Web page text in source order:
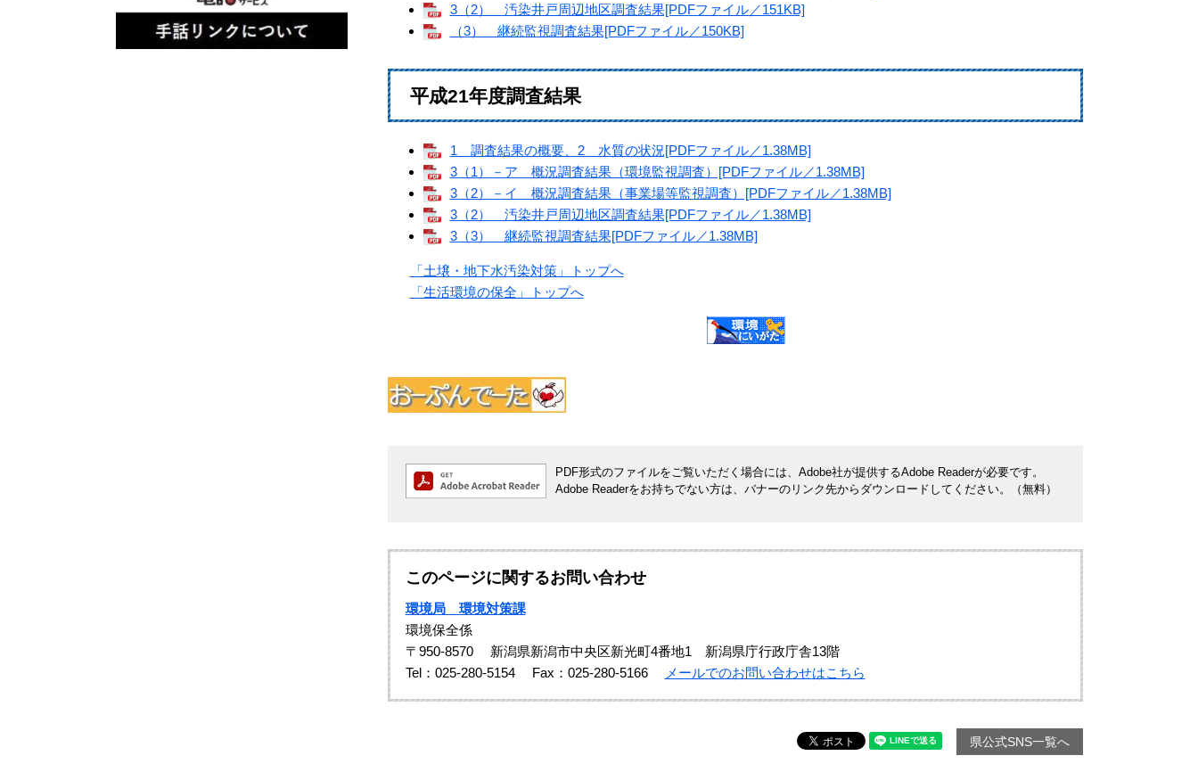
3（2） 汚染井戸周辺地区調査結果[PDFファイル／151KB]
（3） 継続監視調査結果[PDFファイル／150KB]
平成21年度調査結果
1 調査結果の概要、2 水質の状況[PDFファイル／1.38MB]
3（1）－ア 概況調査結果（環境監視調査）[PDFファイル／1.38MB]
3（2）－イ 概況調査結果（事業場等監視調査）[PDFファイル／1.38MB]
3（2） 汚染井戸周辺地区調査結果[PDFファイル／1.38MB]
3（3） 継続監視調査結果[PDFファイル／1.38MB]
「土壌・地下水汚染対策」トップへ
「生活環境の保全」トップへ
PDF形式のファイルをご覧いただく場合には、Adobe社が提供するAdobe Readerが必要です。
Adobe Readerをお持ちでない方は、バナーのリンク先からダウンロードしてください。（無料）
このページに関するお問い合わせ
環境局 環境対策課
環境保全係
〒950-8570
新潟県新潟市中央区新光町4番地1 新潟県庁行政庁舎13階
Tel：025-280-5154
Fax：025-280-5166 メールでのお問い合わせはこちら
県公式SNS一覧へ